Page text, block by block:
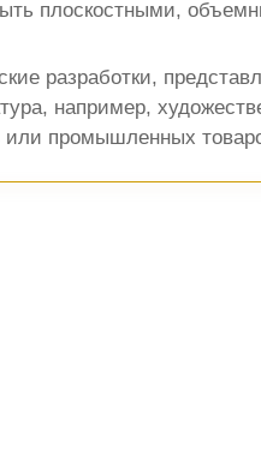
плоскостными,
разработки,
например,
или промышленных